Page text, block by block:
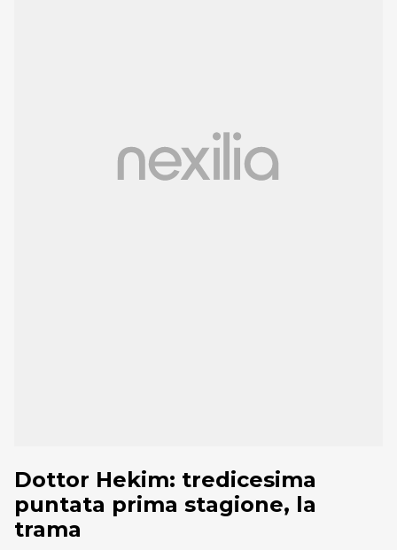
Dottor Hekim: tredicesima
puntata prima stagione, la
trama